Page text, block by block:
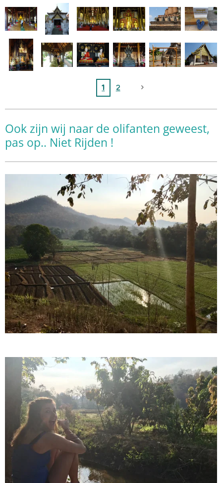
1 2
Ook zijn wij naar de olifanten geweest,
pas op.. Niet Rijden !